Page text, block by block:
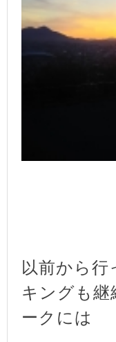
以前から
キングも継
ークには